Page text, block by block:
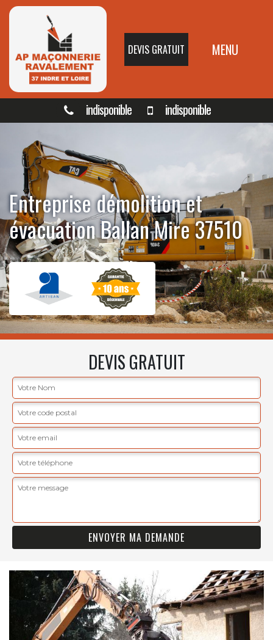
DEVIS GRATUIT MENU
indisponible indisponible
Entreprise démolition et
évacuation Ballan Mire 37510
DEVIS GRATUIT